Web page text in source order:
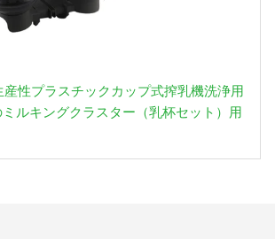
産性プラスチックカップ式搾乳機洗浄用
ルキングクラスター（乳杯セット）用